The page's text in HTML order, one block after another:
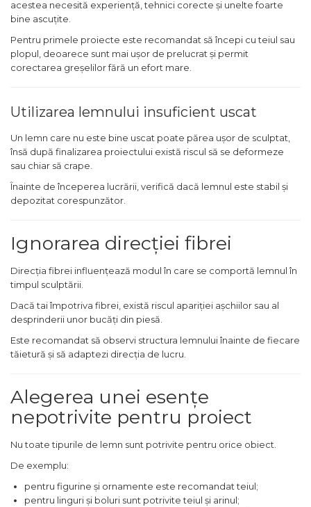
Foarfece Gradina
Lopeti Gradina
Foarfece Electrice
Motocultoare
Dispozitiv de Batut Stalpi
Freze de Zapada
Masina Tuns Gard Viu
Tocatoare Crengi
Pulverizatoare
Trimmere Iarba & Gazon
Motosape
Motoburghie & Foreze de
Pamant
Accesorii Motoburghie
Site Rotative de Gradina
Drujbe & Fierastraie
Telescopice
Garduri electrice animale
Greble
Semanatori
acestea necesită experiență, tehnici corecte și unelte foarte
bine ascuțite.
Pentru primele proiecte este recomandat să începi cu teiul sau
plopul, deoarece sunt mai ușor de prelucrat și permit
corectarea greșelilor fără un efort mare.
Utilizarea lemnului insuficient uscat
Un lemn care nu este bine uscat poate părea ușor de sculptat,
însă după finalizarea proiectului există riscul să se deformeze
sau chiar să crape.
Înainte de începerea lucrării, verifică dacă lemnul este stabil și
depozitat corespunzător.
Ignorarea direcției fibrei
Direcția fibrei influențează modul în care se comportă lemnul în
timpul sculptării.
Dacă tai împotriva fibrei, există riscul apariției așchiilor sau al
desprinderii unor bucăți din piesă.
Este recomandat să observi structura lemnului înainte de fiecare
tăietură și să adaptezi direcția de lucru.
Alegerea unei esențe
nepotrivite pentru proiect
Nu toate tipurile de lemn sunt potrivite pentru orice obiect.
De exemplu:
pentru figurine și ornamente este recomandat teiul;
pentru linguri și boluri sunt potrivite teiul și arinul;